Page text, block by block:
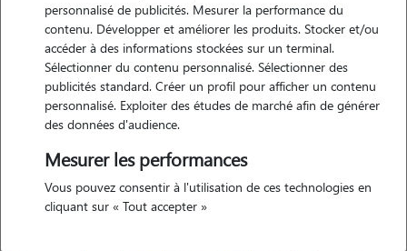
également, les animaux sont vraiment une passion pour moi et m’en
occuper ne me dérange pas du tout.
Mélanie est un membre non professionnel.
Situation géographique
personnalisé de publicités. Mesurer la performance du
contenu. Développer et améliorer les produits. Stocker et/ou
accéder à des informations stockées sur un terminal.
Sélectionner du contenu personnalisé. Sélectionner des
publicités standard. Créer un profil pour afficher un contenu
personnalisé. Exploiter des études de marché afin de générer
des données d'audience.
Mesurer les performances
Vous pouvez consentir à l'utilisation de ces technologies en
cliquant sur « Tout accepter »